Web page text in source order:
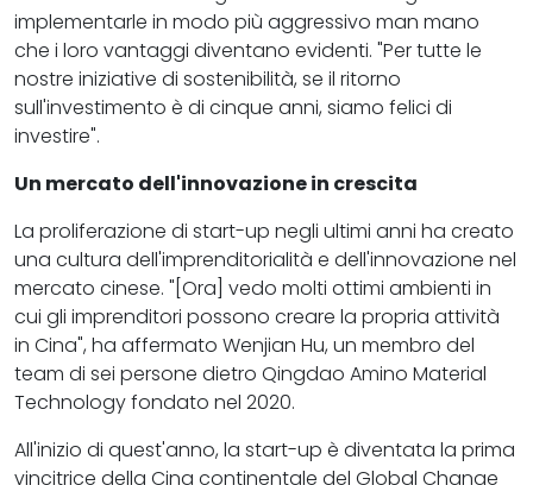
implementarle in modo più aggressivo man mano
che i loro vantaggi diventano evidenti. "Per tutte le
nostre iniziative di sostenibilità, se il ritorno
sull'investimento è di cinque anni, siamo felici di
investire".
Un mercato dell'innovazione in crescita
La proliferazione di start-up negli ultimi anni ha creato
una cultura dell'imprenditorialità e dell'innovazione nel
mercato cinese. "[Ora] vedo molti ottimi ambienti in
cui gli imprenditori possono creare la propria attività
in Cina", ha affermato Wenjian Hu, un membro del
team di sei persone dietro Qingdao Amino Material
Technology fondato nel 2020.
All'inizio di quest'anno, la start-up è diventata la prima
vincitrice della Cina continentale del Global Change